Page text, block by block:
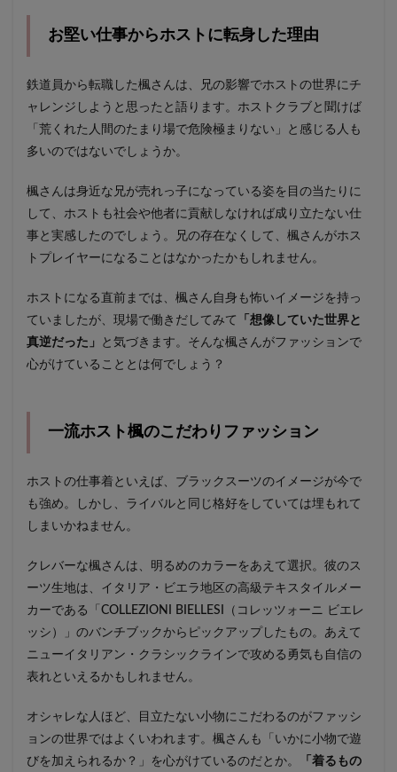
お堅い仕事からホストに転身した理由
鉄道員から転職した楓さんは、兄の影響でホストの世界にチ
ャレンジしようと思ったと語ります。ホストクラブと聞けば
「荒くれた人間のたまり場で危険極まりない」と感じる人も
多いのではないでしょうか。
楓さんは身近な兄が売れっ子になっている姿を目の当たりに
して、ホストも社会や他者に貢献しなければ成り立たない仕
事と実感したのでしょう。兄の存在なくして、楓さんがホス
トプレイヤーになることはなかったかもしれません。
ホストになる直前までは、楓さん自身も怖いイメージを持っ
ていましたが、現場で働きだしてみて
「想像していた世界と
真逆だった」
と気づきます。そんな楓さんがファッションで
心がけていることとは何でしょう？
一流ホスト楓のこだわりファッション
ホストの仕事着といえば、ブラックスーツのイメージが今で
も強め。しかし、ライバルと同じ格好をしていては埋もれて
しまいかねません。
クレバーな楓さんは、明るめのカラーをあえて選択。彼のス
ーツ生地は、イタリア・ビエラ地区の高級テキスタイルメー
カーである「COLLEZIONI BIELLESI（コレッツォーニ ビエレ
ッシ）」のバンチブックからピックアップしたもの。あえて
ニューイタリアン・クラシックラインで攻める勇気も自信の
表れといえるかもしれません。
オシャレな人ほど、目立たない小物にこだわるのがファッシ
ョンの世界ではよくいわれます。楓さんも「いかに小物で遊
びを加えられるか？」を心がけているのだとか。
「着るもの